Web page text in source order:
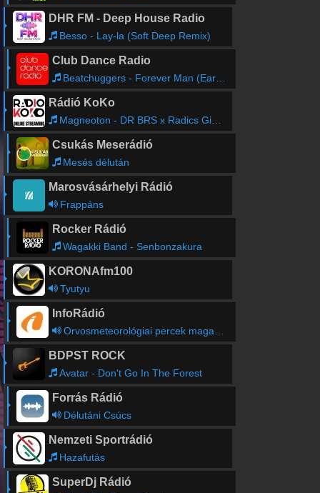
DHR FM - Deep House Radio
Besso - Lay-la (Soft Deep Remix)
Club Dance Radio
Beatchuggers - Forever Man (Earth n Days Remix) (Radio Edit)
Rádió KoKo
Magneoton - DR BRS x Radics Gigi - Még nem veszíthetek (Jimmy másképp)
Csukás Meserádió
Mesés délután
Marosvásárhelyi Rádió
Frappáns
Rocker Rádió
Wagakki Band - Senbonzakura
KORONAfm100
Tyutyu
InfoRádió
Orvosmeteorológiai percek magazin
BDPST ROCK
Avatar - Don't Go In The Forest
Forrás Rádió
Délutáni Csúcs
Nemzeti Sportrádió
Hazafutás
SuperDj Rádió